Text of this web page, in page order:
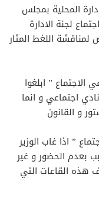
المحلية بمجلس
لجنة الادارة
لمناقشة اللغط المثار
” ابلغوا
اجتماعي و انما
و القانون
” اذا غاب الوزير
بعدم الحضور و غير
هذه القاعات التي